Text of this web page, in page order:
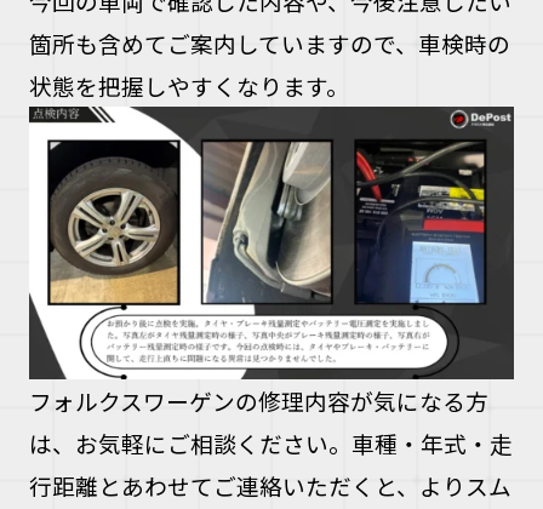
箇所も含めてご案内していますので、車検時の
状態を把握しやすくなります。
フォルクスワーゲンの修理内容が気になる方
は、お気軽にご相談ください。車種・年式・走
行距離とあわせてご連絡いただくと、よりスム